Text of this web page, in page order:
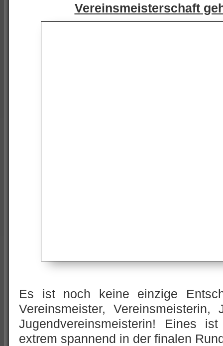
Vereinsmeisterschaft
Es ist noch keine einzige
Vereinsmeister, Vereinsmeisterin,
Jugendvereinsmeisterin! Eines
extrem spannend in der finalen